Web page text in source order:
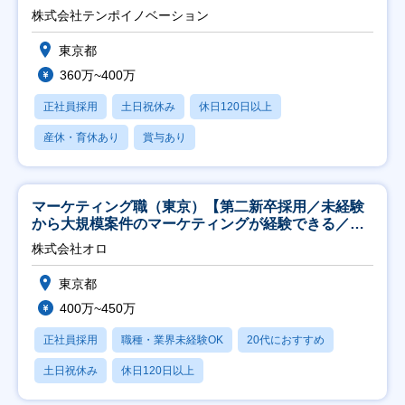
株式会社テンポイノベーション
東京都
360万~400万
正社員採用 土日祝休み 休日120日以上
産休・育休あり 賞与あり
マーケティング職（東京）【第二新卒採用／未経験
から大規模案件のマーケティングが経験できる／研
修充実】
株式会社オロ
東京都
400万~450万
正社員採用 職種・業界未経験OK 20代におすすめ
土日祝休み 休日120日以上